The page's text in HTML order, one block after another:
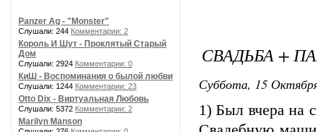
Panzer Ag - "Monster"
Слушали: 244 Комментарии: 2
Король И Шут - Проклятый Старый
Дом
Слушали: 2924 Комментарии: 0
КиШ - Воспоминания о былой любви
Слушали: 1244 Комментарии: 23
Otto Dix - Виртуальная Любовь
Слушали: 5372 Комментарии: 2
Marilyn Manson
СВАДЬБА +
Суббота, 15
1) Был вчера на